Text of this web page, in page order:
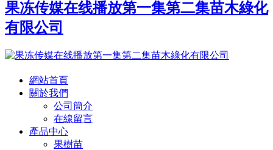
果冻传媒在线播放第一集第二集苗木綠化
有限公司
網站首頁
關於我們
公司簡介
在線留言
產品中心
果樹苗